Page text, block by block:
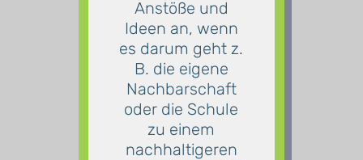
Anstöße und
Ideen an, wenn
es darum geht z.
B. die eigene
Nachbarschaft
oder die Schule
zu einem
nachhaltigeren